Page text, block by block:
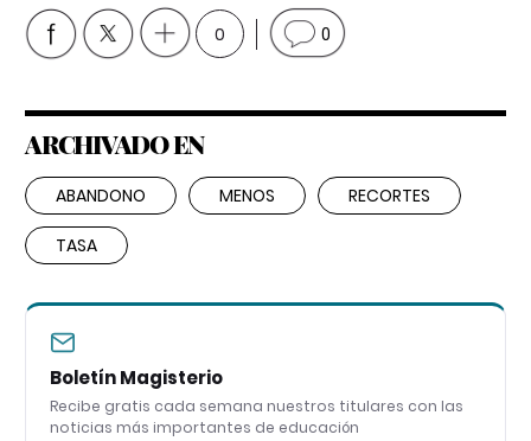
0 0
ARCHIVADO EN
ABANDONO MENOS RECORTES
TASA
Boletín Magisterio
Recibe gratis cada semana nuestros titulares con las
noticias más importantes de educación